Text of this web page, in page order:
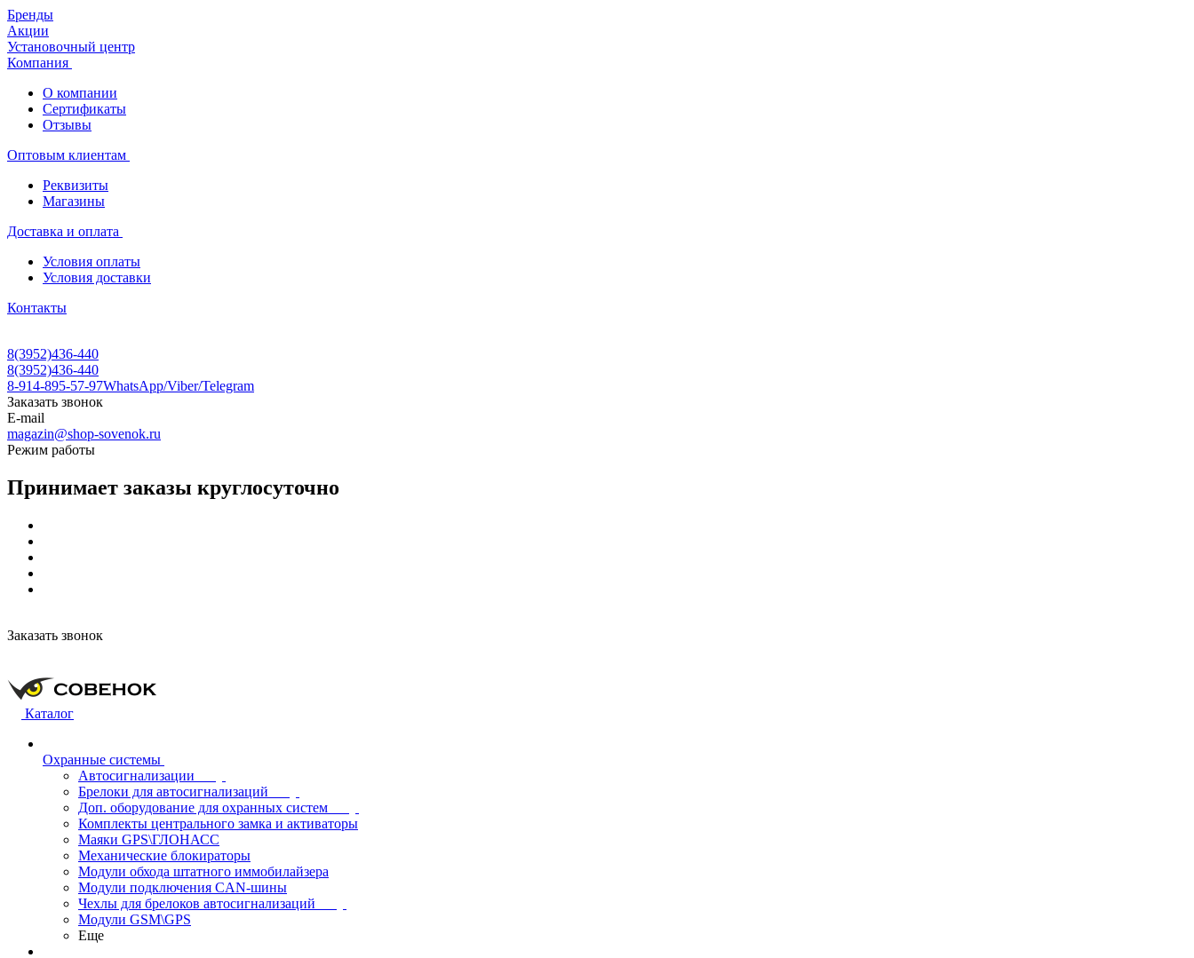
Бренды
Акции
Установочный центр
Компания
О компании
Сертификаты
Отзывы
Оптовым клиентам
Реквизиты
Магазины
Доставка и оплата
Условия оплаты
Условия доставки
Контакты
8(3952)436-440
8(3952)436-440
8-914-895-57-97WhatsApp/Viber/Telegram
Заказать звонок
E-mail
magazin@shop-sovenok.ru
Режим работы
Принимает заказы круглосуточно
Заказать звонок
Каталог
Охранные системы
Автосигнализации
Брелоки для автосигнализаций
Доп. оборудование для охранных систем
Комплекты центрального замка и активаторы
Маяки GPS\ГЛОНАСС
Механические блокираторы
Модули обхода штатного иммобилайзера
Модули подключения CAN-шины
Чехлы для брелоков автосигнализаций
Модули GSM\GPS
Еще